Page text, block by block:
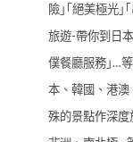
險｣｢絕美極光｣
旅遊-帶你到日
僕餐廳服務｣…
本、韓國、港
殊的景點作深度